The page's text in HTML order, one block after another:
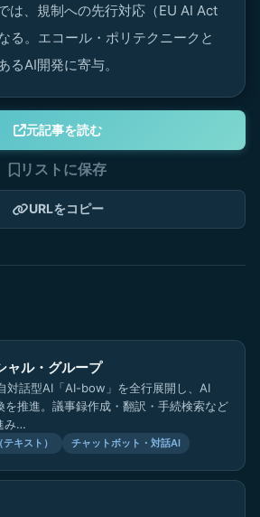
は、規制への先行対応（EU AI Act
る。エコール・ポリテクニークと
るAI開発に寄与。
元記事を読む
リストに保存
URLをコピー
ャル・グループ
対話型AI「AI-bow」を全行展開し、AI
推進。議事録作成・翻訳・手続検索など
み…
キスト） チャットボット・対話AI